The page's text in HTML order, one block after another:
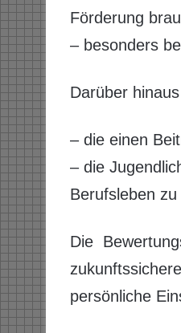
Förderung
– besonders
Darüber
– die einen
– die
Berufsleben zu
Die
persönliche